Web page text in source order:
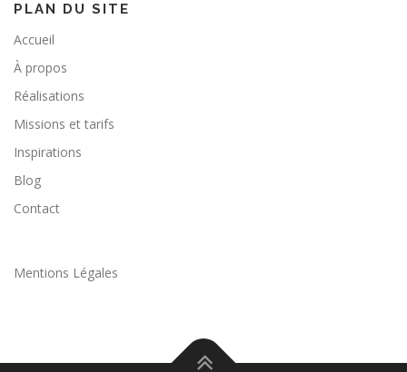
PLAN DU SITE
Accueil
À propos
Réalisations
Missions et tarifs
Inspirations
Blog
Contact
Mentions Légales